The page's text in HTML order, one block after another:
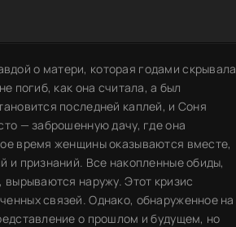
о матери, которая годами скрывала
погиб, как она считала, а был
последней каплей, и Соня
— заброшенную дачу, где она
время женщины оказываются вместе,
и признаний. Все накопленные обиды,
вырываются наружу. Этот кризис
связей. Однако, обнаруженное на
о прошлом и будущем, но